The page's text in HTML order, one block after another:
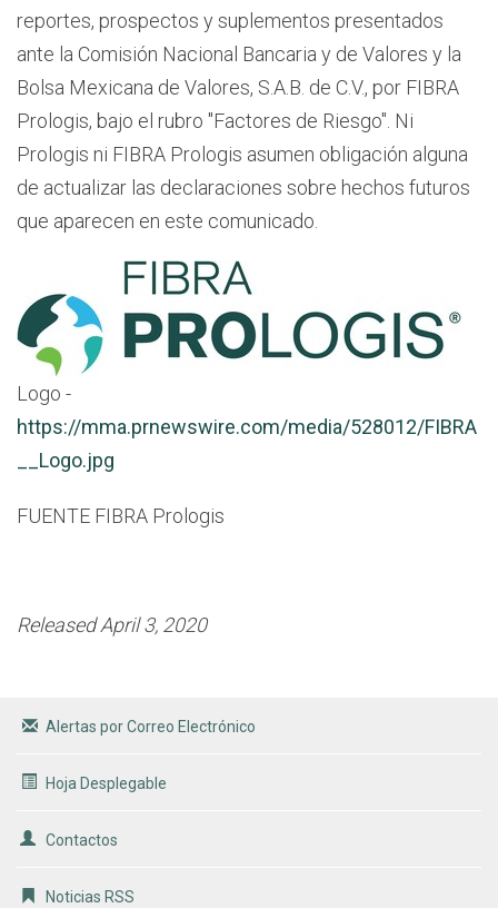
reportes, prospectos y suplementos presentados
ante la Comisión Nacional Bancaria y de Valores y la
Bolsa Mexicana de Valores, S.A.B. de C.V., por FIBRA
Prologis, bajo el rubro "Factores de Riesgo". Ni
Prologis ni FIBRA Prologis asumen obligación alguna
de actualizar las declaraciones sobre hechos futuros
que aparecen en este comunicado.
Logo -
https://mma.prnewswire.com/media/528012/FIBRA
__Logo.jpg
FUENTE FIBRA Prologis
Released April 3, 2020
Alertas por Correo Electrónico
Hoja Desplegable
Contactos
Noticias RSS